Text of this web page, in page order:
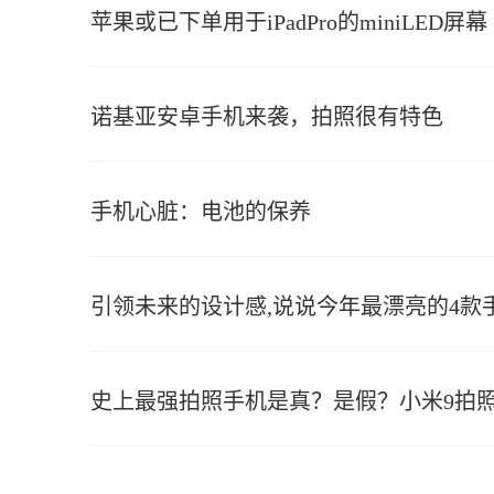
苹果或已下单用于iPadPro的miniLED屏幕
诺基亚安卓手机来袭，拍照很有特色
手机心脏：电池的保养
引领未来的设计感,说说今年最漂亮的4款
史上最强拍照手机是真？是假？小米9拍